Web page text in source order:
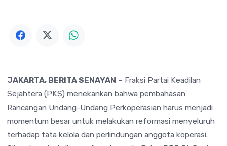
JAKARTA, BERITA SENAYAN – Fraksi Partai Keadilan
Sejahtera (PKS) menekankan bahwa pembahasan
Rancangan Undang-Undang Perkoperasian harus menjadi
momentum besar untuk melakukan reformasi menyeluruh
terhadap tata kelola dan perlindungan anggota koperasi.